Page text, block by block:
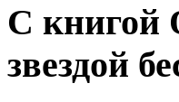
С книгой
звездой